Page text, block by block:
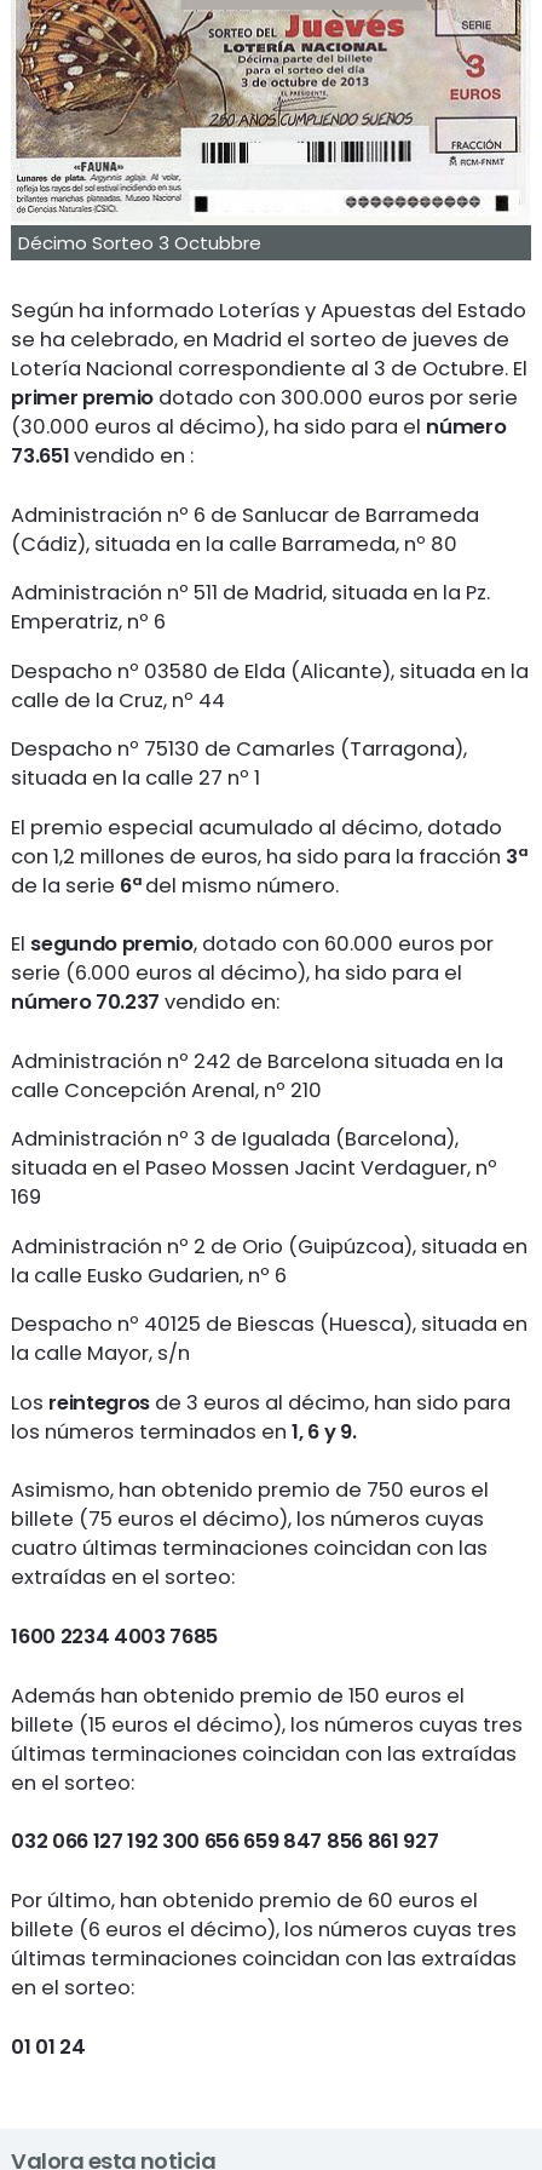
Décimo Sorteo 3 Octubbre
Según ha informado Loterías y Apuestas del Estado
se ha celebrado, en Madrid el sorteo de jueves de
Lotería Nacional correspondiente al 3 de Octubre. El
primer premio dotado con 300.000 euros por serie
(30.000 euros al décimo), ha sido para el número
73.651vendido en :
Administración nº 6 de Sanlucar de Barrameda
(Cádiz), situada en la calle Barrameda, nº 80
Administración nº 511 de Madrid, situada en la Pz.
Emperatriz, nº 6
Despacho nº 03580 de Elda (Alicante), situada en la
calle de la Cruz, nº 44
Despacho nº 75130 de Camarles (Tarragona),
situada en la calle 27 nº 1
El premio especial acumulado al décimo, dotado
con 1,2 millones de euros, ha sido para la fracción 3ª
de la serie 6ªdel mismo número.
El segundo premio, dotado con 60.000 euros por
serie (6.000 euros al décimo), ha sido para el
número 70.237 vendido en:
Administración nº 242 de Barcelona situada en la
calle Concepción Arenal, nº 210
Administración nº 3 de Igualada (Barcelona),
situada en el Paseo Mossen Jacint Verdaguer, nº
169
Administración nº 2 de Orio (Guipúzcoa), situada en
la calle Eusko Gudarien, nº 6
Despacho nº 40125 de Biescas (Huesca), situada en
la calle Mayor, s/n
Los reintegros de 3 euros al décimo, han sido para
los números terminados en1, 6y 9.
Asimismo, han obtenido premio de 750 euros el
billete (75 euros el décimo), los números cuyas
cuatro últimas terminaciones coincidan con las
extraídas en el sorteo:
1600 2234 4003 7685
Además han obtenido premio de 150 euros el
billete (15 euros el décimo), los números cuyas tres
últimas terminaciones coincidan con las extraídas
en el sorteo:
032 066 127 192 300 656 659 847 856 861 927
Por último, han obtenido premio de 60 euros el
billete (6 euros el décimo), los números cuyas tres
últimas terminaciones coincidan con las extraídas
en el sorteo:
01 01 24
Valora esta noticia